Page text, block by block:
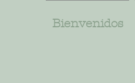
Bienvenidos